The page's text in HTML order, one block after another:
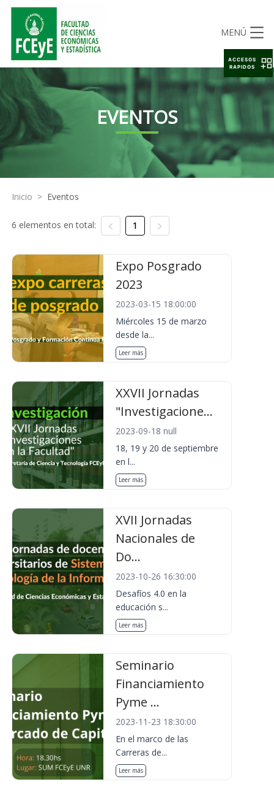
MENÚ
EVENTOS
Inicio > Eventos
6 elementos en total: 1
Expo Posgrado
2023
2023-03-15 18:00:00
Miércoles 15 de marzo
desde la...
Leer más
XXVII Jornadas
"Investigacione...
2023-09-18 null
18, 19 y 20 de septiembre
en l...
Leer más
XVII Jornadas
Nacionales de
Do...
2023-10-26 16:30:00
Desafíos 4.0 en la
educación s...
Leer más
Seminario
Financiamiento
Pyme ...
2023-11-23 18:30:00
En el marco de las
Carreras de...
Leer más
ACCESOS
RAPIDOS